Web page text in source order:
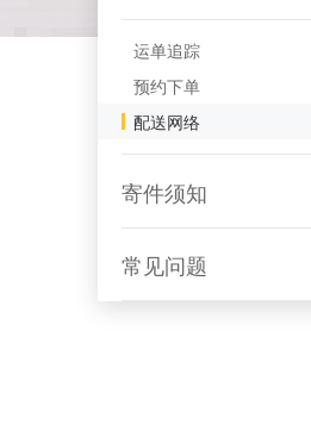
运单追踪
预约下单
配送网络
寄件须知
常见问题